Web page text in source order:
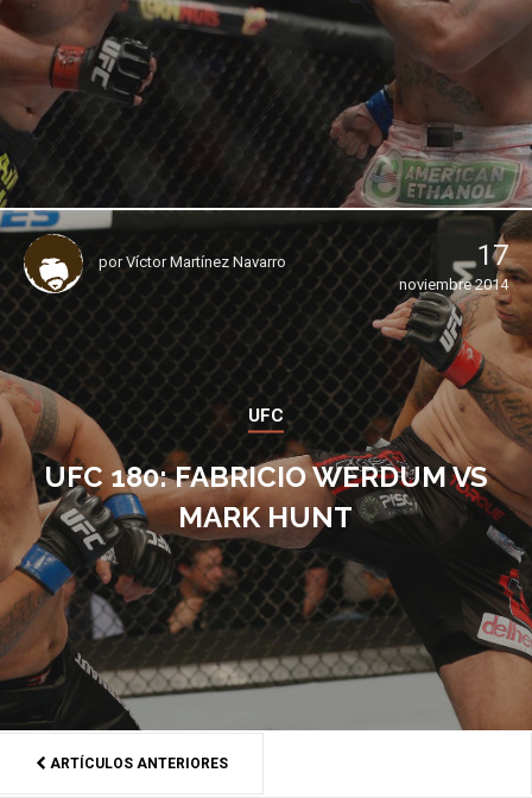
porVíctor Martínez Navarro 17
noviembre 2014
UFC
UFC 180: FABRICIO WERDUM VS
MARK HUNT
ARTÍCULOS ANTERIORES